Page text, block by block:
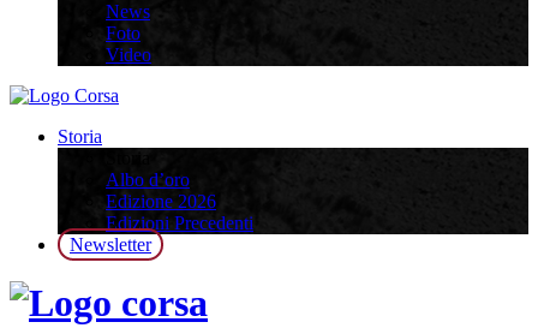
News
Foto
Video
Storia
Albo d’oro
Edizione 2026
Edizioni Precedenti
Newsletter